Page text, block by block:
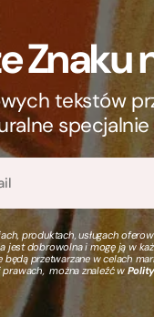
Znaku
tekstów
specjalnie
produktach, usługach
jest dobrowolna i mogę ją w
przetwarzane w celach
można znaleźć w